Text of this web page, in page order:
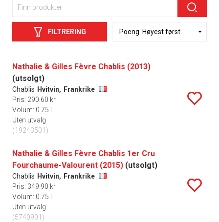
FILTRERING
Nathalie & Gilles Fèvre Chablis (2013)
(utsolgt)
Chablis Hvitvin, Frankrike
Pris: 290.60 kr
Volum: 0.75 l
Uten utvalg
(19243501)
Nathalie & Gilles Fèvre Chablis 1er Cru
Fourchaume-Valourent (2015) (utsolgt)
Chablis Hvitvin, Frankrike
Pris: 349.90 kr
Volum: 0.75 l
Uten utvalg
(5740901)